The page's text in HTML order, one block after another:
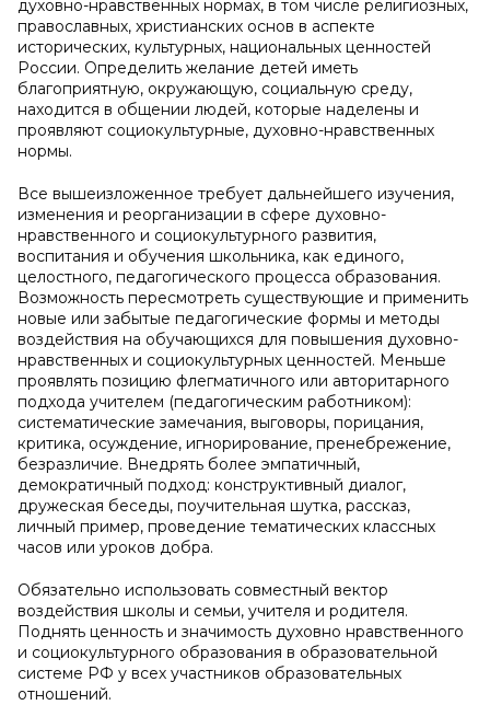
духовно-нравственных нормах, в том числе религиозных,
православных, христианских основ в аспекте
исторических, культурных, национальных ценностей
России. Определить желание детей иметь
благоприятную, окружающую, социальную среду,
находится в общении людей, которые наделены и
проявляют социокультурные, духовно-нравственных
нормы.
Все вышеизложенное требует дальнейшего изучения,
изменения и реорганизации в сфере духовно-
нравственного и социокультурного развития,
воспитания и обучения школьника, как единого,
целостного, педагогического процесса образования.
Возможность пересмотреть существующие и применить
новые или забытые педагогические формы и методы
воздействия на обучающихся для повышения духовно-
нравственных и социокультурных ценностей. Меньше
проявлять позицию флегматичного или авторитарного
подхода учителем (педагогическим работником):
систематические замечания, выговоры, порицания,
критика, осуждение, игнорирование, пренебрежение,
безразличие. Внедрять более эмпатичный,
демократичный подход: конструктивный диалог,
дружеская беседы, поучительная шутка, рассказ,
личный пример, проведение тематических классных
часов или уроков добра.
Обязательно использовать совместный вектор
воздействия школы и семьи, учителя и родителя.
Поднять ценность и значимость духовно нравственного
и социокультурного образования в образовательной
системе РФ у всех участников образовательных
отношений.